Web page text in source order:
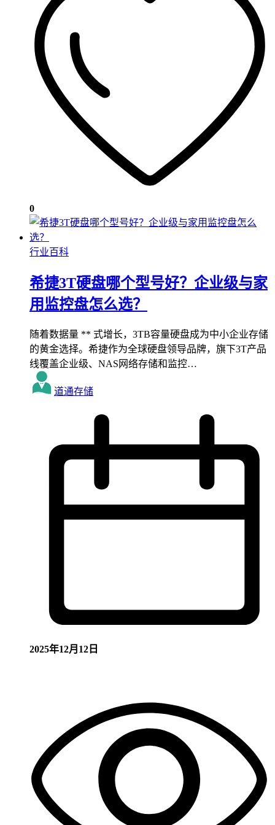
0
行业百科
希捷3T硬盘哪个型号好？企业级与家
用监控盘怎么选？
随着数据量 ** 式增长，3TB容量硬盘成为中小企业存储
的黄金选择。希捷作为全球硬盘领导品牌，旗下3T产品
线覆盖企业级、NAS网络存储和监控…
道通存储
2025年12月12日